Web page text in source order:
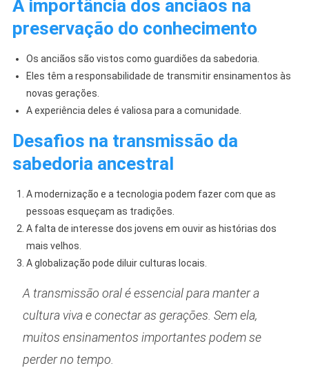
A importância dos anciãos na
preservação do conhecimento
Os anciãos são vistos como guardiões da sabedoria.
Eles têm a responsabilidade de transmitir ensinamentos às
novas gerações.
A experiência deles é valiosa para a comunidade.
Desafios na transmissão da
sabedoria ancestral
A modernização e a tecnologia podem fazer com que as
pessoas esqueçam as tradições.
A falta de interesse dos jovens em ouvir as histórias dos
mais velhos.
A globalização pode diluir culturas locais.
A transmissão oral é essencial para manter a
cultura viva e conectar as gerações. Sem ela,
muitos ensinamentos importantes podem se
perder no tempo.